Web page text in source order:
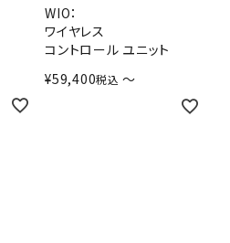
WIO：
ワイヤレス
コントロール ユニット
¥59,400税込 〜